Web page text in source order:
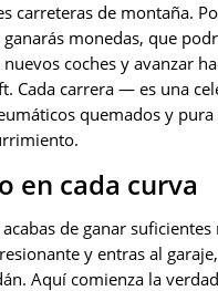
carreteras de montaña.
monedas, que
coches y avanzar
Cada carrera — es una
quemados y
en cada curva
de ganar
y entras al
Aquí comienza la